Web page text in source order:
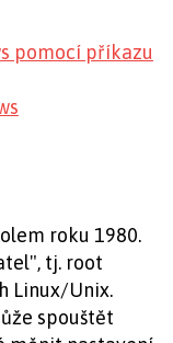
pomocí příkazu
roku 1980.
tj. root
Linux/Unix.
spouštět